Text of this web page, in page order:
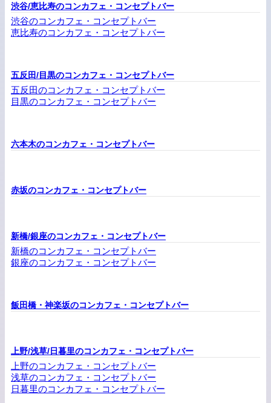
渋谷/恵比寿のコンカフェ・コンセプトバー
渋谷のコンカフェ・コンセプトバー
恵比寿のコンカフェ・コンセプトバー
五反田/目黒のコンカフェ・コンセプトバー
五反田のコンカフェ・コンセプトバー
目黒のコンカフェ・コンセプトバー
六本木のコンカフェ・コンセプトバー
赤坂のコンカフェ・コンセプトバー
新橋/銀座のコンカフェ・コンセプトバー
新橋のコンカフェ・コンセプトバー
銀座のコンカフェ・コンセプトバー
飯田橋・神楽坂のコンカフェ・コンセプトバー
上野/浅草/日暮里のコンカフェ・コンセプトバー
上野のコンカフェ・コンセプトバー
浅草のコンカフェ・コンセプトバー
日暮里のコンカフェ・コンセプトバー